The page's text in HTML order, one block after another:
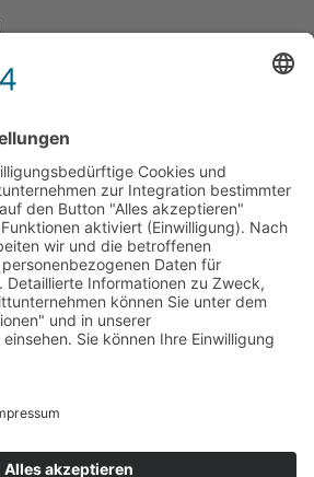
und ist seit vielen Jahren als
Veröffentlichungen im Krimi- sowie
widmet sie sich einem
von Liebesromanen für
für Figuren, Atmosphäre und leise
über Herzklopfen, Selbstzweifel,
Weg zu gehen. Besonders am
in denen Handwerk, Alltag und Romantik